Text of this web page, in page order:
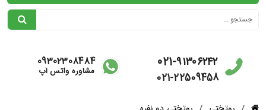
021-۹۱۳۰۶۲۴۲
021-22509458
09302308484
مشاوره واتس آپ